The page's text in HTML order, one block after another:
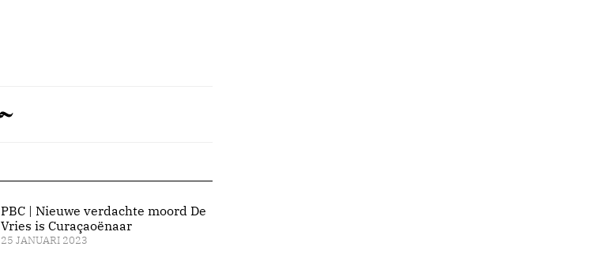
PBC | Nieuwe verdachte moord De
Vries is Curaçaoënaar
25 JANUARI 2023